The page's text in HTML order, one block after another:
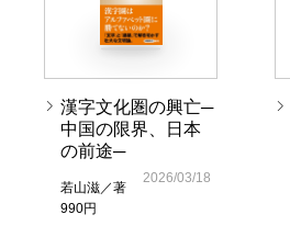
漢字文化圏の興亡─
中国の限界、日本
の前途─
若山滋／著
990円
2026/03/18